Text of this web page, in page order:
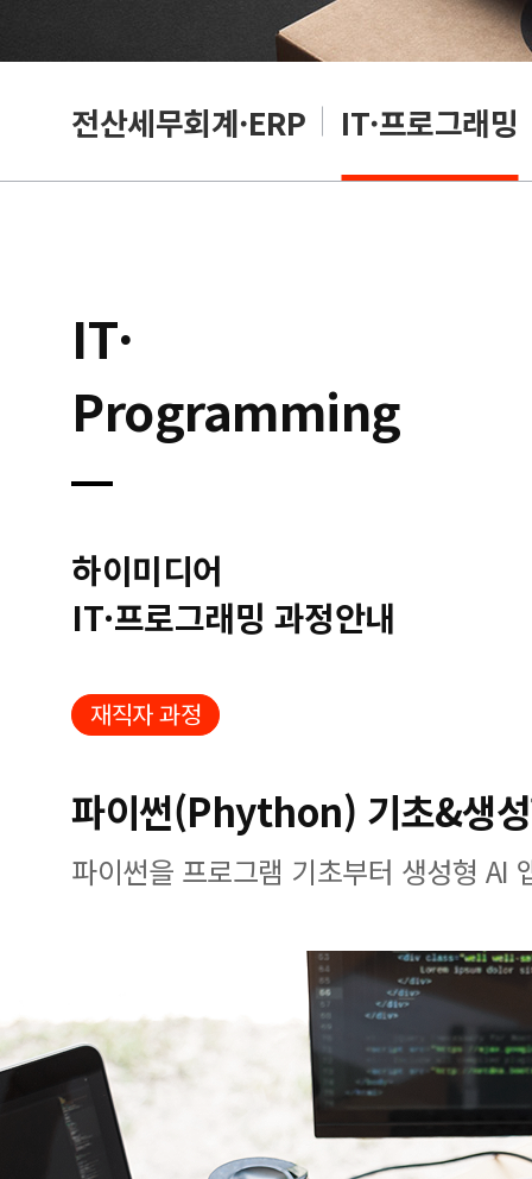
전산세무회계·ERP IT·프로그래밍
IT·
Programming
하이미디어
IT·프로그래밍 과정안내
재직자 과정
파이썬(Phython) 기초&생
파이썬을 프로그램 기초부터 생성형 AI